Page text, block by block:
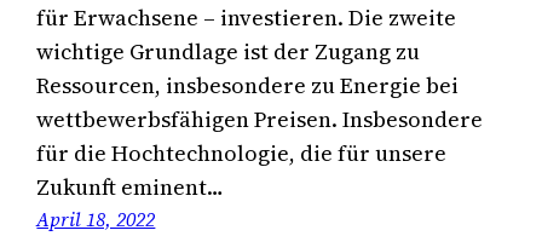
für Erwachsene – investieren. Die zweite
wichtige Grundlage ist der Zugang zu
Ressourcen, insbesondere zu Energie bei
wettbewerbsfähigen Preisen. Insbesondere
für die Hochtechnologie, die für unsere
Zukunft eminent…
April 18, 2022